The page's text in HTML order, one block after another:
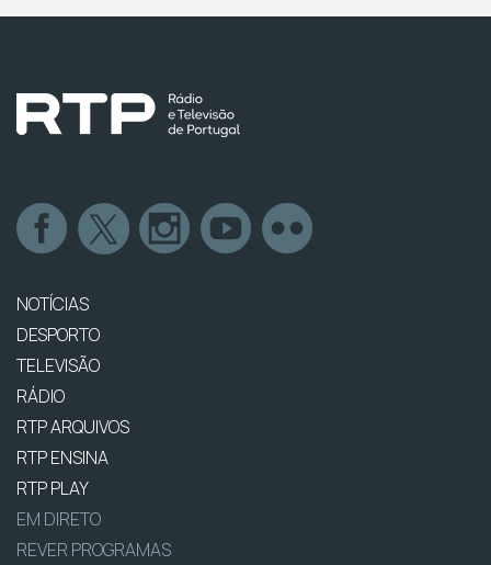
NOTÍCIAS
DESPORTO
TELEVISÃO
RÁDIO
RTP ARQUIVOS
RTP ENSINA
RTP PLAY
EM DIRETO
REVER PROGRAMAS